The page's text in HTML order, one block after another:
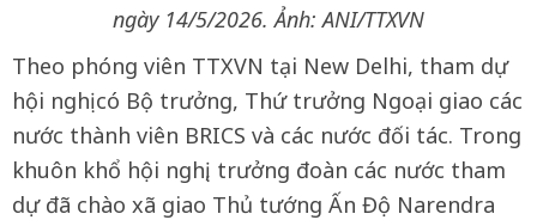
ngày 14/5/2026. Ảnh: ANI/TTXVN
Theo phóng viên TTXVN tại New Delhi, tham dự
hội nghị có Bộ trưởng, Thứ trưởng Ngoại giao các
nước thành viên BRICS và các nước đối tác. Trong
khuôn khổ hội nghị, trưởng đoàn các nước tham
dự đã chào xã giao Thủ tướng Ấn Độ Narendra